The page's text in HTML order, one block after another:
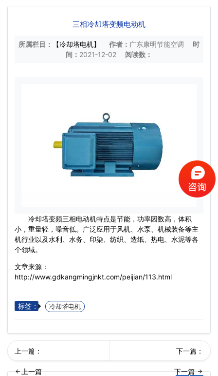
三相冷却塔变频电动机
所属栏目： 【冷却塔电机】 作者： 广东康明节能空调
时
间： 2021-12-02 阅读数：
冷却塔变频三相电动机特点是节能，功率因数高，体积
小，重量轻，噪音低。广泛应用于风机、水泵、机械装备等主
机行业以及水利、水务、印染、纺织、造纸、热电、水泥等各
个领域。
文章来源：
http://www.gdkangmingjnkt.com/peijian/113.html
标签： 冷却塔电机
上一篇： 下一篇：